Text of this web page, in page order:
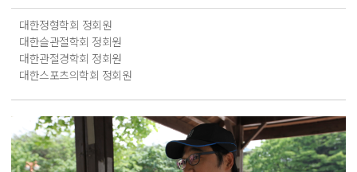
대한정형학회 정회원
대한슬관절학회 정회원
대한관절경학회 정회원
대한스포츠의학회 정회원